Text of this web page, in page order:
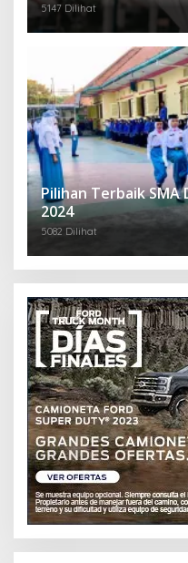
5147 Dilihat
Pilihan Terbaik SMA
2024
5082 Dilihat